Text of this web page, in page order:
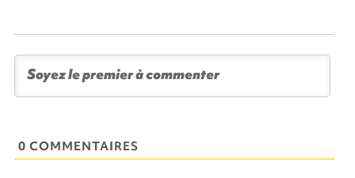
0 COMMENTAIRES